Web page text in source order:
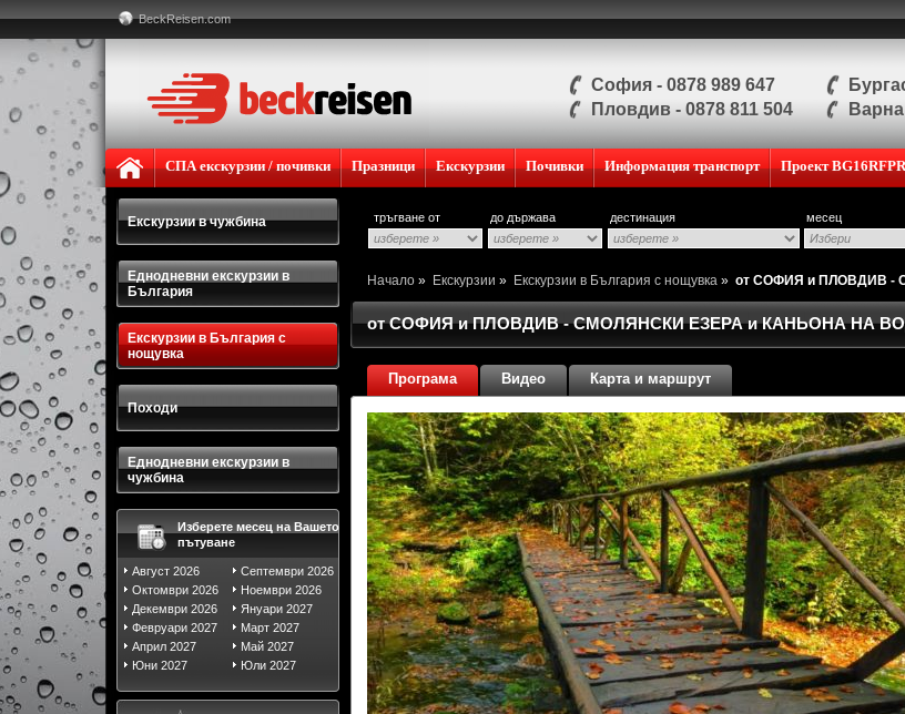
BeckReisen.com
София - 0878 989 647
Пловдив - 0878 811 504
СПА екскурзии / почивки Празници Екскурзии Почивки Информация транспорт Проект
Екскурзии в чужбина
Еднодневни екскурзии в
България
Екскурзии в България с
нощувка
Походи
Еднодневни екскурзии в
чужбина
Изберете месец на Вашето
пътуване
Август 2026
Септември 2026
Октомври 2026
Ноември 2026
Декември 2026
Януари 2027
Февруари 2027
Март 2027
Април 2027
Май 2027
Юни 2027
Юли 2027
тръгване от до държава дестинация месец
Начало » Екскурзии » Екскурзии в България с нощувка » от СОФИЯ и ПЛОВДИВ -
от СОФИЯ и ПЛОВДИВ - СМОЛЯНСКИ ЕЗЕРА и КАНЬОНА НА
Програма Видео Карта и маршрут